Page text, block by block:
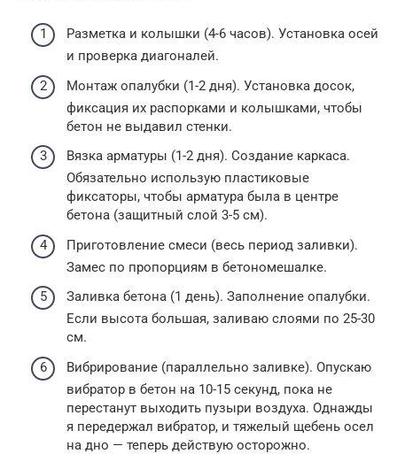
Разметка и колышки (4-6 часов). Установка осей
и проверка диагоналей.
Монтаж опалубки (1-2 дня). Установка досок,
фиксация их распорками и колышками, чтобы
бетон не выдавил стенки.
Вязка арматуры (1-2 дня). Создание каркаса.
Обязательно использую пластиковые
фиксаторы, чтобы арматура была в центре
бетона (защитный слой 3-5 см).
Приготовление смеси (весь период заливки).
Замес по пропорциям в бетономешалке.
Заливка бетона (1 день). Заполнение опалубки.
Если высота большая, заливаю слоями по 25-30
см.
Вибрирование (параллельно заливке). Опускаю
вибратор в бетон на 10-15 секунд, пока не
перестанут выходить пузыри воздуха. Однажды
я передержал вибратор, и тяжелый щебень осел
на дно — теперь действую осторожно.